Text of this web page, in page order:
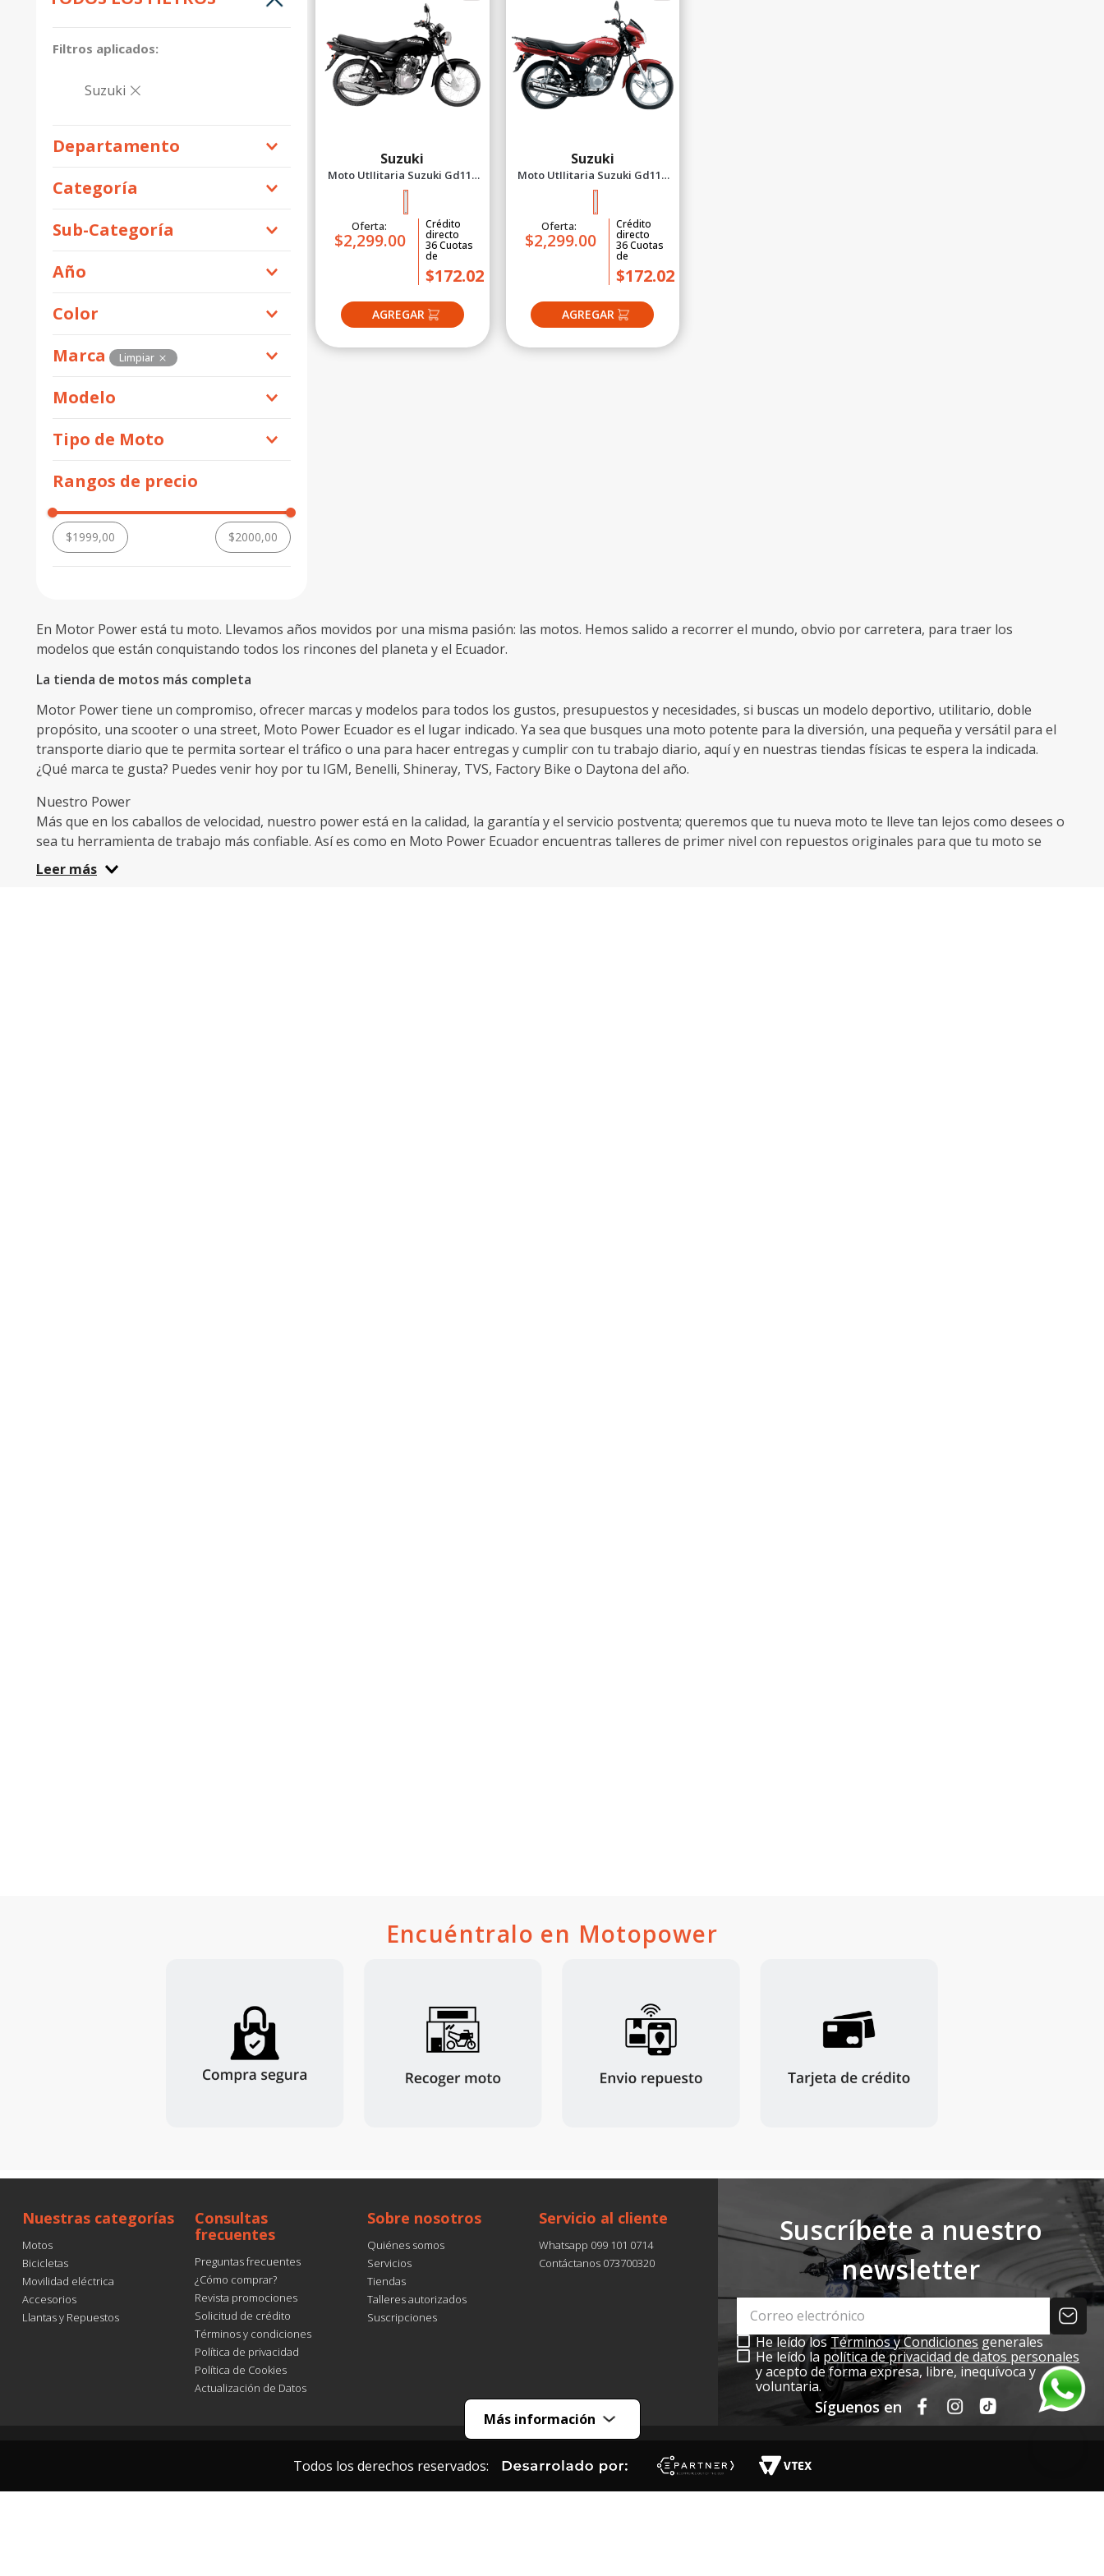
Suzuki
Departamento
Categoría
Combustión
Sub-Categoría
Año
Color
Anaranjado
Rojo
Marca Limpiar
Modelo
GD115 EVOLUTION
Tipo de Moto
Utilitarias
Rangos de precio
$1999,00 $2000,00
Suzuki
Moto UtIIitaria Suzuki Gd115
Negro 2026
Oferta:
$2,299.00
Crédito
directo
36Cuotas
de
$172.02
Suzuki
Moto UtIIitaria Suzuki Gd115
Evolution Rojo 2026
Oferta:
$2,299.00
Crédito
directo
36Cuotas
de
$172.02
En Motor Power está tu moto. Llevamos años movidos por una misma pasión: las motos. Hemos salido a recorrer el mundo, obvio por carretera, para traer los
modelos que están conquistando todos los rincones del planeta y el Ecuador.
La tienda de motos más completa
Motor Power tiene un compromiso, ofrecer marcas y modelos para todos los gustos, presupuestos y necesidades, si buscas un modelo deportivo, utilitario, doble
propósito, una scooter o una street, Moto Power Ecuador es el lugar indicado. Ya sea que busques una moto potente para la diversión, una pequeña y versátil para el
transporte diario que te permita sortear el tráfico o una para hacer entregas y cumplir con tu trabajo diario, aquí y en nuestras tiendas físicas te espera la indicada.
¿Qué marca te gusta? Puedes venir hoy por tu IGM, Benelli, Shineray, TVS, Factory Bike o Daytona del año.
Nuestro Power
Más que en los caballos de velocidad, nuestro power está en la calidad, la garantía y el servicio postventa; queremos que tu nueva moto te lleve tan lejos como desees o
sea tu herramienta de trabajo más confiable. Así es como en Moto Power Ecuador encuentras talleres de primer nivel con repuestos originales para que tu moto se
mantenga en óptimas condiciones, adicionalmente, seguros para que cumplas las reglamentaciones del gobierno, la protejas contra robo y tengas asistencia en
carretera.
Leer más
Encuéntralo en Motopower
Nuestras categorías
Motos
Bicicletas
Movilidad eléctrica
Accesorios
Llantas y Repuestos
Consultas
frecuentes
Preguntas frecuentes
¿Cómo comprar?
Revista promociones
Solicitud de crédito
Términos y condiciones
Política de privacidad
Política de Cookies
Actualización de Datos
Sobre nosotros
Quiénes somos
Servicios
Tiendas
Talleres autorizados
Suscripciones
Servicio al cliente
Whatsapp 099 101 0714
Contáctanos 073700320
Suscríbete a nuestro
newsletter
He leído los Términos y Condiciones generales
He leído la política de privacidad de datos personales
y acepto de forma expresa, libre, inequívoca y
voluntaria.
Más información
Todos los derechos reservados: